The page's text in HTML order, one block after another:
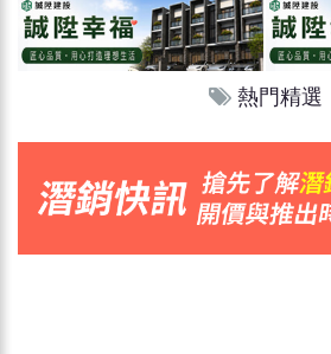
熱門精選